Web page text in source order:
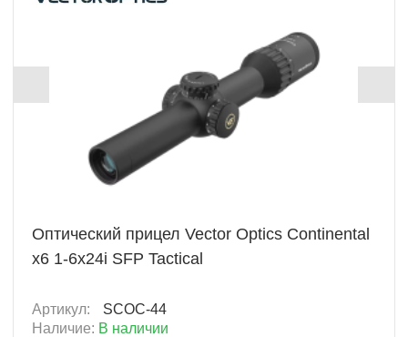
Оптический прицел Vector Optics Continental
x6 1-6x24i SFP Tactical
Артикул:
SCOC-44
Наличие: В наличии